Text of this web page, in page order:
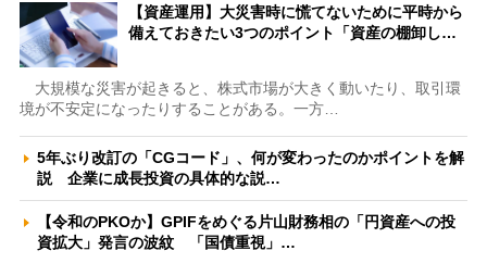
【資産運用】大災害時に慌てないために平時から
備えておきたい3つのポイント「資産の棚卸し…
大規模な災害が起きると、株式市場が大きく動いたり、取引環
境が不安定になったりすることがある。一方…
5年ぶり改訂の「CGコード」、何が変わったのかポイントを解
説 企業に成長投資の具体的な説…
【令和のPKOか】GPIFをめぐる片山財務相の「円資産への投
資拡大」発言の波紋 「国債重視」…